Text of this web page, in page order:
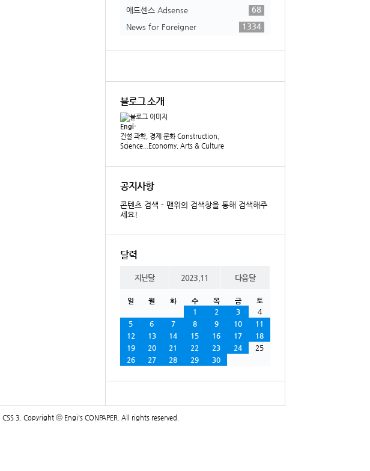
애드센스 Adsense
68
News for Foreigner
1334
블로그 소개
Engi-
건설 과학, 경제 문화 Construction,
Science...Economy, Arts & Culture
공지사항
콘텐츠 검색 - 맨위의 검색창을 통해 검색해주
세요!
달력
지난달 2023.11 다음달
일 월 화 수 목 금
토
1
2 3
4
5
6 7 8 9 10
11
12
13 14 15 16 17
18
19
20 21 22 23 24
25
26
27 28 29 30
CSS 3 . Copyright ⓒ Engi's CONPAPER . All rights reserved.